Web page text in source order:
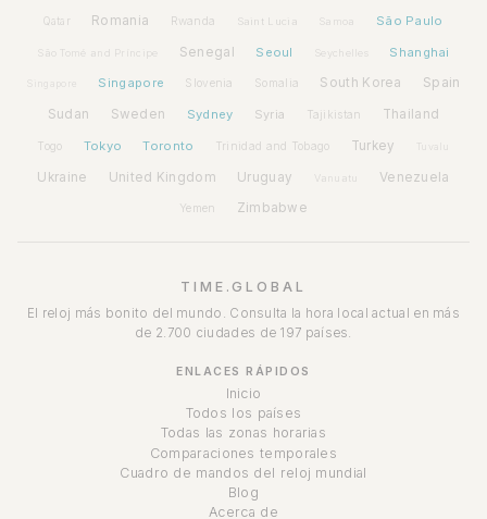
Qatar Romania Rwanda Saint Lucia Samoa São Paulo
São Tomé and Príncipe Senegal Seoul Seychelles Shanghai
Singapore Slovenia Somalia South Korea Spain
Sudan Sweden Sydney Syria Tajikistan Thailand
Togo Tokyo Toronto Trinidad and Tobago Turkey Tuvalu
Ukraine United Kingdom Uruguay Vanuatu Venezuela
Yemen Zimbabwe
TIME.GLOBAL
El reloj más bonito del mundo. Consulta la hora local actual en más
de 2.700 ciudades de 197 países.
ENLACES RÁPIDOS
Inicio
Todos los países
Todas las zonas horarias
Comparaciones temporales
Cuadro de mandos del reloj mundial
Blog
Acerca de